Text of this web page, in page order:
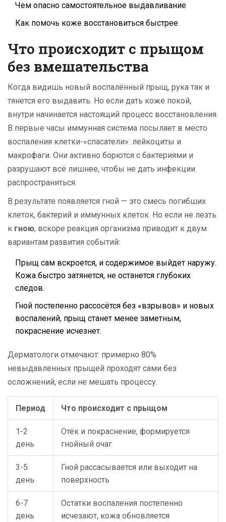
Чем опасно самостоятельное выдавливание
Как помочь коже восстановиться быстрее
Что происходит с прыщом
без вмешательства
Когда видишь новый воспалённый прыщ, рука так и
тянется его выдавить. Но если дать коже покой,
внутри начинается настоящий процесс восстановления.
В первые часы иммунная система посылает в место
воспаления клетки-«спасатели»: лейкоциты и
макрофаги. Они активно борются с бактериями и
разрушают всё лишнее, чтобы не дать инфекции
распространиться.
В результате появляется гной — это смесь погибших
клеток, бактерий и иммунных клеток. Но если не лезть
к гною, вскоре реакция организма приводит к двум
вариантам развития событий:
Прыщ сам вскроется, и содержимое выйдет наружу.
Кожа быстро затянется, не останется глубоких
следов.
Гной постепенно рассосётся без «взрывов» и новых
воспалений, прыщ станет менее заметным,
покраснение исчезнет.
Дерматологи отмечают: примерно 80%
невыдавленных прыщей проходят сами без
осложнений, если не мешать процессу.
Период Что происходит с прыщом
1-2
день
Отёк и покраснение, формируется
гнойный очаг
3-5
день
Гной рассасывается или выходит на
поверхность
6-7
день
Остатки воспаления постепенно
исчезают, кожа обновляется